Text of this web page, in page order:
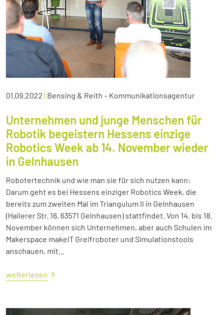
01.09.2022 | Bensing & Reith – Kommunikationsagentur
Unternehmen und junge Menschen für
Robotik begeistern Hessens einzige
Robotics Week ab 14. November wieder
in Gelnhausen
Robotertechnik und wie man sie für sich nutzen kann:
Darum geht es bei Hessens einziger Robotics Week, die
bereits zum zweiten Mal im Triangulum II in Gelnhausen
(Hailerer Str. 16, 63571 Gelnhausen) stattfindet. Von 14. bis 18.
November können sich Unternehmen, aber auch Schulen im
Makerspace makeIT Greifroboter und Simulationstools
anschauen, mit...
weiterlesen